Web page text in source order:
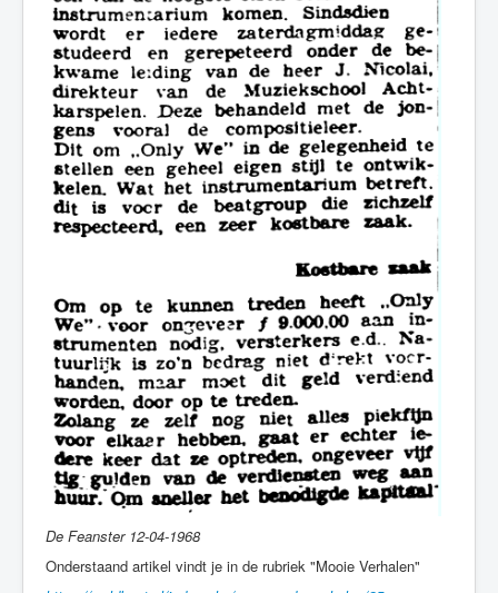
De Feanster 12-04-1968
Onderstaand artikel vindt je in de rubriek "Mooie Verhalen"